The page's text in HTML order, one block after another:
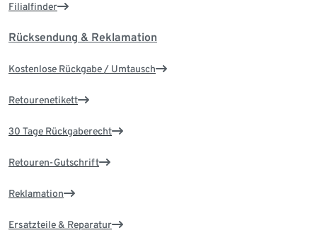
Filialfinder
Rücksendung & Reklamation
Kostenlose Rückgabe / Umtausch
Retourenetikett
30 Tage Rückgaberecht
Retouren-Gutschrift
Reklamation
Ersatzteile & Reparatur